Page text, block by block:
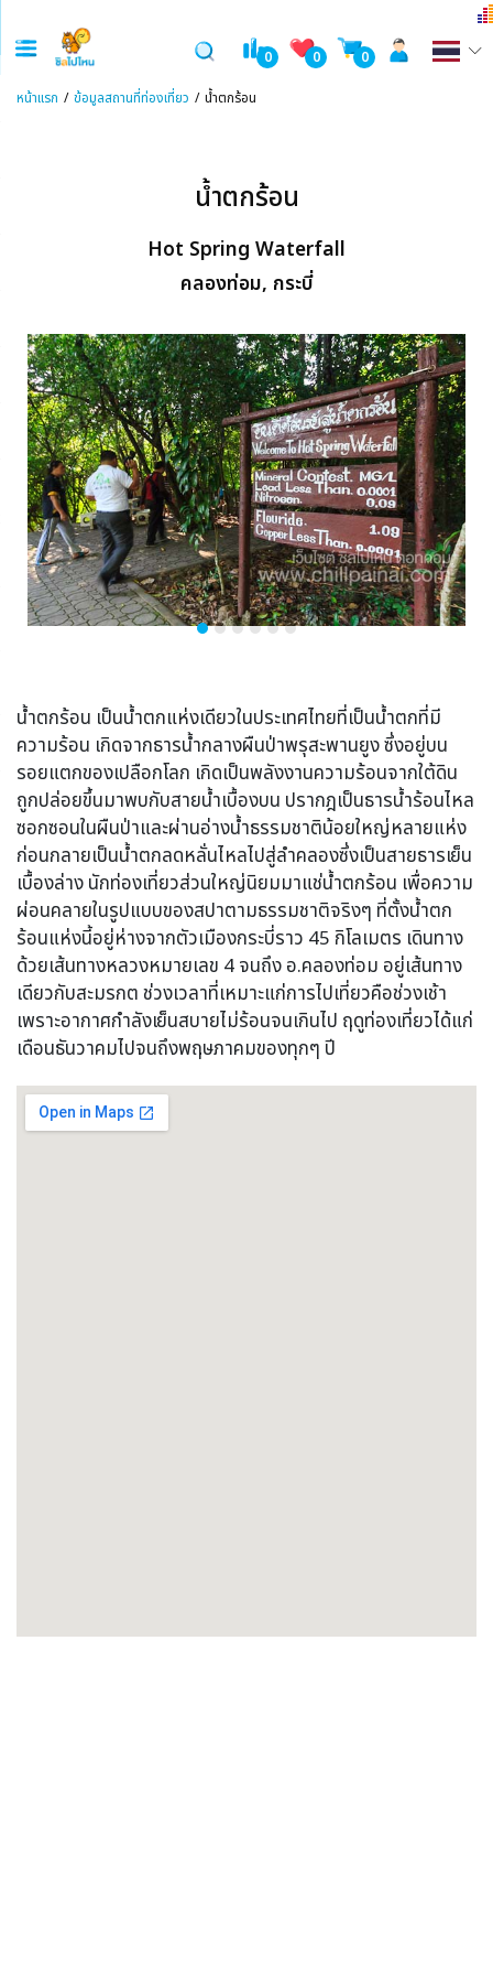
0 0 0
หน้าแรก ข้อมูลสถานที่ท่องเที่ยว น้ำตกร้อน
น้ำตกร้อน
Hot Spring Waterfall
คลองท่อม, กระบี่
น้ำตกร้อน เป็นน้ำตกแห่งเดียวในประเทศไทยที่เป็นน้ำตกที่มี
ความร้อน เกิดจากธารน้ำกลางผืนป่าพรุสะพานยูง ซึ่งอยู่บน
รอยแตกของเปลือกโลก เกิดเป็นพลังงานความร้อนจากใต้ดิน
ถูกปล่อยขึ้นมาพบกับสายน้ำเบื้องบน ปรากฎเป็นธารน้ำร้อนไหล
ซอกซอนในผืนป่าและผ่านอ่างน้ำธรรมชาติน้อยใหญ่หลายแห่ง
ก่อนกลายเป็นน้ำตกลดหลั่นไหลไปสู่ลำคลองซึ่งเป็นสายธารเย็น
เบื้องล่าง นักท่องเที่ยวส่วนใหญ่นิยมมาแช่น้ำตกร้อน เพื่อความ
ผ่อนคลายในรูปแบบของสปาตามธรรมชาติจริงๆ ที่ตั้งน้ำตก
ร้อนแห่งนี้อยู่ห่างจากตัวเมืองกระบี่ราว 45 กิโลเมตร เดินทาง
ด้วยเส้นทางหลวงหมายเลข 4 จนถึง อ.คลองท่อม อยู่เส้นทาง
เดียวกับสะมรกต ช่วงเวลาที่เหมาะแก่การไปเที่ยวคือช่วงเช้า
เพราะอากาศกำลังเย็นสบายไม่ร้อนจนเกินไป ฤดูท่องเที่ยวได้แก่
เดือนธันวาคมไปจนถึงพฤษภาคมของทุกๆ ปี